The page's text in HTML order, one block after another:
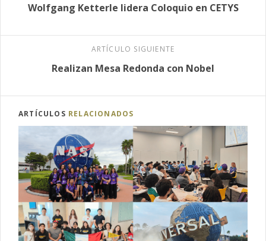
Wolfgang Ketterle lidera Coloquio en CETYS
ARTÍCULO SIGUIENTE
Realizan Mesa Redonda con Nobel
ARTÍCULOS RELACIONADOS